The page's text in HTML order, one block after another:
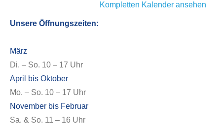
Kompletten Kalender ansehen
Unsere Öffnungszeiten:
März
Di. – So. 10 – 17 Uhr
April bis Oktober
Mo. – So. 10 – 17 Uhr
November bis Februar
Sa. & So. 11 – 16 Uhr